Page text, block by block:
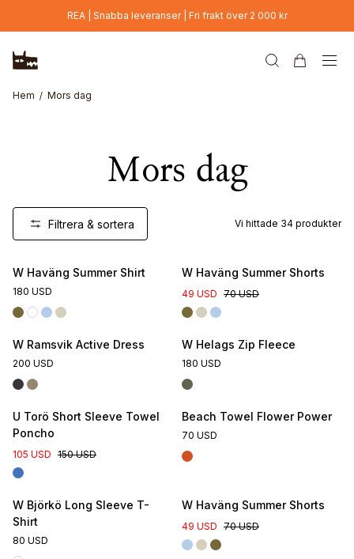
Hoppa till huvudinnehållREA | Snabba leveranser | Fri frakt över 2 000 kr
Hem Mors dag
Mors dag
Filtrera & sortera Vi hittade 34 produkter
W Haväng Summer Shirt
180 USD
W Haväng Summer Shorts
49 USD 70 USD
W Ramsvik Active Dress
200 USD
W Helags Zip Fleece
180 USD
U Torö Short Sleeve Towel
Poncho
105 USD 150 USD
Beach Towel Flower Power
70 USD
W Björkö Long Sleeve T-
Shirt
80 USD
W Haväng Summer Shorts
49 USD 70 USD